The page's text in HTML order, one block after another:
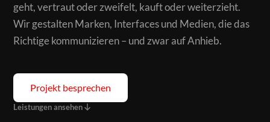
geht, vertraut oder zweifelt, kauft oder weiterzieht.
Wir gestalten Marken, Interfaces und Medien, die das
Richtige kommunizieren – und zwar auf Anhieb.
Projekt besprechen
Leistungen ansehen